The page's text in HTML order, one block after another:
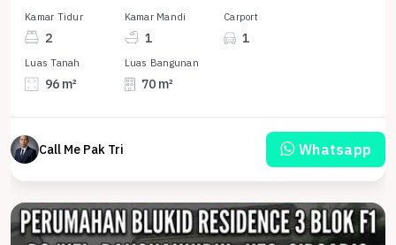
Kamar Tidur
2
Kamar Mandi
1
Carport
1
Luas Tanah
96 m²
Luas Bangunan
70 m²
Call Me Pak Tri Whatsapp